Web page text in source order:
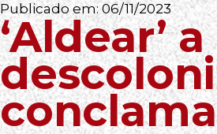
Publicado em: 06/11/2023
‘Aldear’